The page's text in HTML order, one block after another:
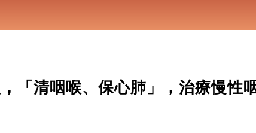
「清咽喉、保心肺」，治療慢性